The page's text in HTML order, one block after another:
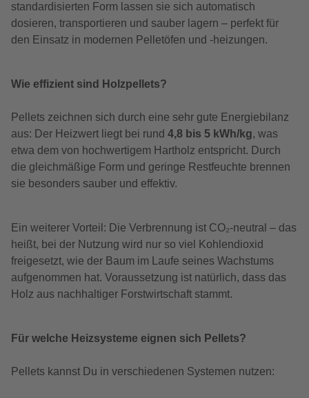
standardisierten Form lassen sie sich automatisch
dosieren, transportieren und sauber lagern – perfekt für
den Einsatz in modernen Pelletöfen und -heizungen.
Wie effizient sind Holzpellets?
Pellets zeichnen sich durch eine sehr gute Energiebilanz
aus: Der Heizwert liegt bei rund 4,8 bis 5 kWh/kg, was
etwa dem von hochwertigem Hartholz entspricht. Durch
die gleichmäßige Form und geringe Restfeuchte brennen
sie besonders sauber und effektiv.
Ein weiterer Vorteil: Die Verbrennung ist CO₂-neutral – das
heißt, bei der Nutzung wird nur so viel Kohlendioxid
freigesetzt, wie der Baum im Laufe seines Wachstums
aufgenommen hat. Voraussetzung ist natürlich, dass das
Holz aus nachhaltiger Forstwirtschaft stammt.
Für welche Heizsysteme eignen sich Pellets?
Pellets kannst Du in verschiedenen Systemen nutzen: